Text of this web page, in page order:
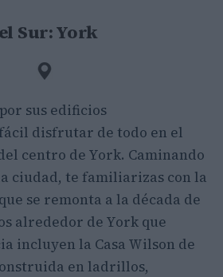
Sur: York
sus edificios
disfrutar de todo en el
centro de York. Caminando
ciudad, te familiarizas con la
que se remonta a la década de
alrededor de York que
incluyen la Casa Wilson de
en ladrillos,